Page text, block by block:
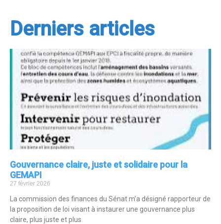
Derniers articles
Gouvernance claire, juste et solidaire pour la
GEMAPI
27 février 2026
La commission des finances du Sénat m’a désigné rapporteur de
la proposition de loi visant à instaurer une gouvernance plus
claire, plus juste et plus